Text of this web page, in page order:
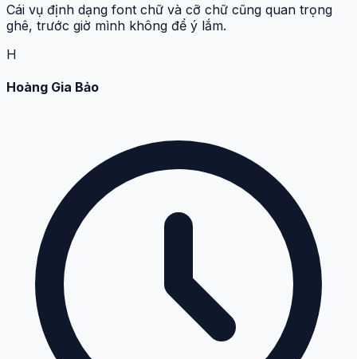
Cái vụ định dạng font chữ và cỡ chữ cũng quan trọng
ghê, trước giờ mình không để ý lắm.
H
Hoàng Gia Bảo